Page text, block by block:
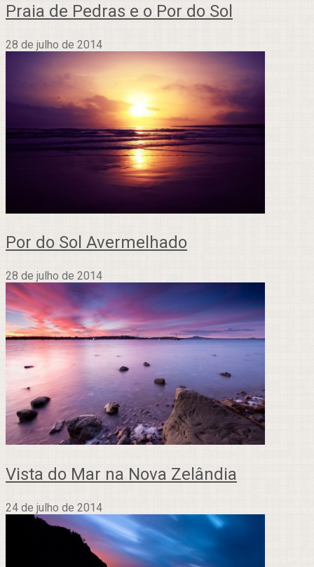
Praia de Pedras e o Por do Sol
28 de julho de 2014
Por do Sol Avermelhado
28 de julho de 2014
Vista do Mar na Nova Zelândia
24 de julho de 2014